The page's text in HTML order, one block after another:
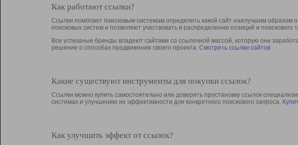
Как работают ссылки?
Ссылки помогают поисковым системам определить какой сайт наилучшим образом
поисковых систем и позволяют участвовать в раcпределении позиций и поискового
Все успешные бренды владеют сайтами со ссылочной массой, которую они
решение о способах продвижения своего проекта. Смотреть ссылки сайтов
Какие существуют инструменты для покупки ссылок?
Ссылки можно купить самостоятельно или доверить простановку ссылок
системах и улучшению их эффективности для конкретного поискового запроса.
Как улучшить эффект от ссылок?